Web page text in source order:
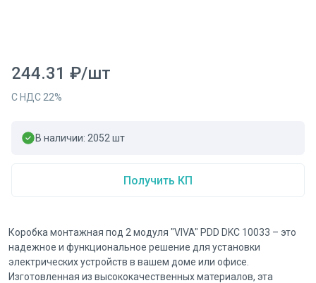
244.31 ₽/шт
С НДС 22%
В наличии: 2052 шт
Получить КП
Коробка монтажная под 2 модуля "VIVA" PDD DKC 10033 – это
надежное и функциональное решение для установки
электрических устройств в вашем доме или офисе.
Изготовленная из высококачественных материалов, эта